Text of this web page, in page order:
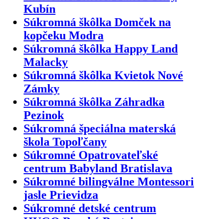
Kubín
Súkromná škôlka Domček na
kopčeku Modra
Súkromná škôlka Happy Land
Malacky
Súkromná škôlka Kvietok Nové
Zámky
Súkromná škôlka Záhradka
Pezinok
Súkromná špeciálna materská
škola Topoľčany
Súkromné Opatrovateľské
centrum Babyland Bratislava
Súkromné bilingválne Montessori
jasle Prievidza
Súkromné detské centrum